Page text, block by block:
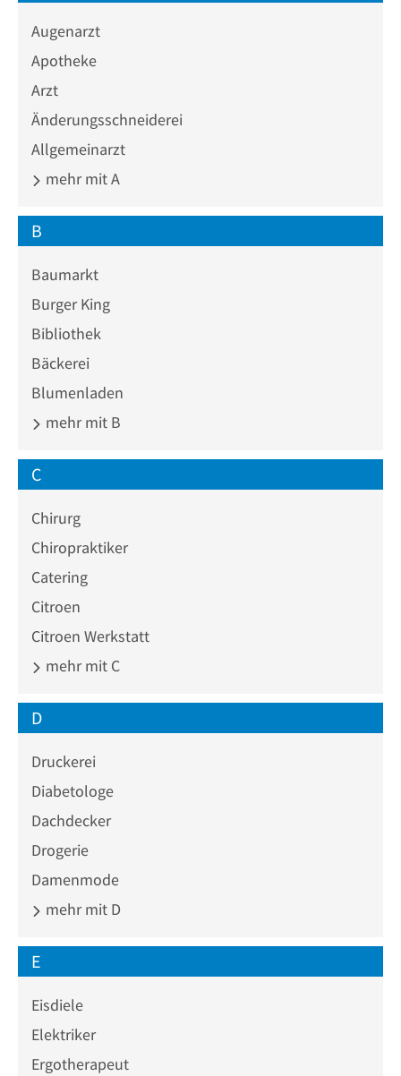
Augenarzt
Apotheke
Arzt
Änderungsschneiderei
Allgemeinarzt
mehr mit A
B
Baumarkt
Burger King
Bibliothek
Bäckerei
Blumenladen
mehr mit B
C
Chirurg
Chiropraktiker
Catering
Citroen
Citroen Werkstatt
mehr mit C
D
Druckerei
Diabetologe
Dachdecker
Drogerie
Damenmode
mehr mit D
E
Eisdiele
Elektriker
Ergotherapeut